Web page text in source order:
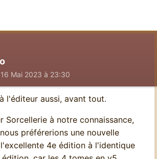
Mai 2023 à 23:30
l'éditeur aussi, avant tout.
Sorcellerie à notre connaissance,
préférerions une nouvelle
4e édition à l'identique